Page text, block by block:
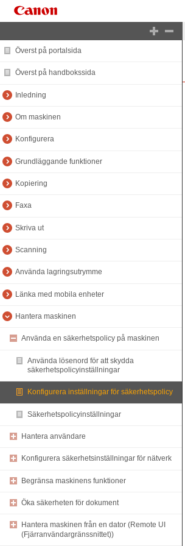
Överst på portalsida
Överst på handbokssida
Inledning
Om maskinen
Konfigurera
Grundläggande funktioner
Kopiering
Faxa
Skriva ut
Scanning
Använda lagringsutrymme
Länka med mobila enheter
Hantera maskinen
Använda en säkerhetspolicy på maskinen
Använda lösenord för att skydda
säkerhetspolicyinställningar
Konfigurera inställningar för säkerhetspolicy
Säkerhetspolicyinställningar
Hantera användare
Konfigurera säkerhetsinställningar för nätverk
Begränsa maskinens funktioner
Öka säkerheten för dokument
Hantera maskinen från en dator (Remote UI
(Fjärranvändargränssnittet))